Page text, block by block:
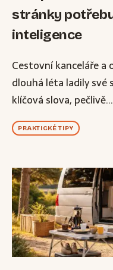
stránky
inteligence
Cestovní kanceláře
dlouhá léta ladily své
klíčová slova, pečlivě...
PRAKTICKÉ TIPY